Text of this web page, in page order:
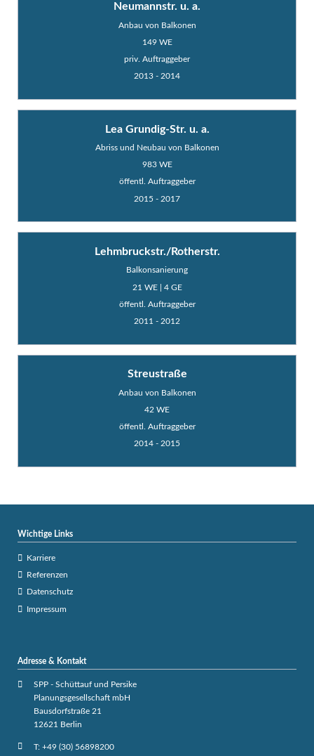
Neumannstr. u. a.
Anbau von Balkonen
149 WE
priv. Auftraggeber
2013 - 2014
Lea Grundig-Str. u. a.
Abriss und Neubau von Balkonen
983 WE
öffentl. Auftraggeber
2015 - 2017
Lehmbruckstr./Rotherstr.
Balkonsanierung
21 WE | 4 GE
öffentl. Auftraggeber
2011 - 2012
Streustraße
Anbau von Balkonen
42 WE
öffentl. Auftraggeber
2014 - 2015
Wichtige Links
Karriere
Referenzen
Datenschutz
Impressum
Adresse & Kontakt
SPP - Schüttauf und Persike
Planungsgesellschaft mbH
Bausdorfstraße 21
12621 Berlin
T: +49 (30) 56898200